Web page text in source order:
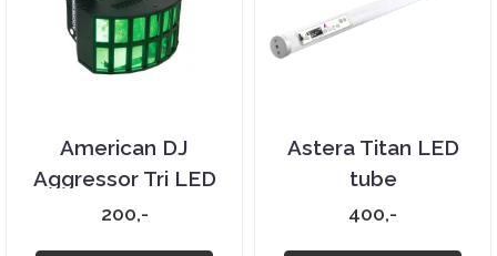
American DJ
Aggressor Tri LED
200,-
Astera Titan LED
tube
400,-